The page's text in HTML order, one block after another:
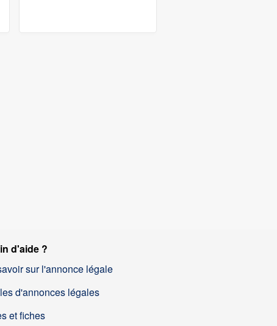
d'aide ?
sur l'annonce légale
d'annonces légales
et fiches